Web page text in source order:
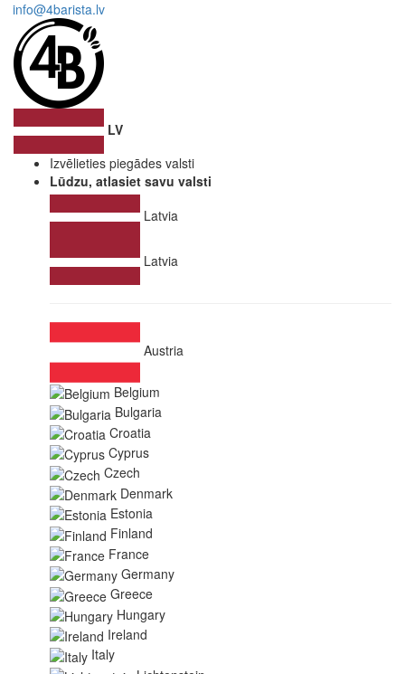
info@4barista.lv
LV
Izvēlieties piegādes valsti
Lūdzu, atlasiet savu valsti
Latvia
Latvia
Austria
Belgium
Bulgaria
Croatia
Cyprus
Czech
Denmark
Estonia
Finland
France
Germany
Greece
Hungary
Ireland
Italy